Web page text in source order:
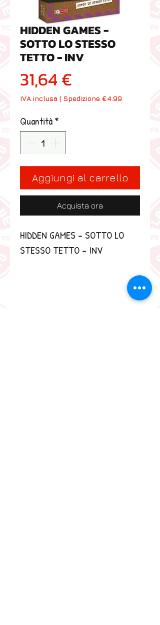
HIDDEN GAMES -
SOTTO LO STESSO
TETTO - INV
31,64 €
IVA inclusa | Spedizione €4.99
Quantità*
Aggiungi al carrello
Acquista ora
HIDDEN GAMES - SOTTO LO
STESSO TETTO - INV